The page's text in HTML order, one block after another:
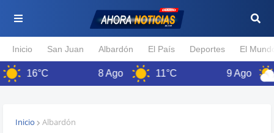
Inicio San Juan Albardón El País Deportes El
16°C 8 Ago 11°C
Inicio Albardón